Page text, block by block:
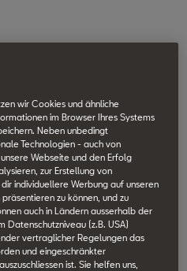
wir Cookies und ähnliche
im Browser Ihres Systems
Neben unbedingt
Technologien - auch von
Webseite und den Erfolg
zur Erstellung von
individuellere Werbung auf unseren
zu können, und zu
auch in Ländern ausserhalb der
Datenschutzniveau (z.B. USA)
vertraglicher Regelungen das
und eingeschränkter
ist. Sie helfen uns,